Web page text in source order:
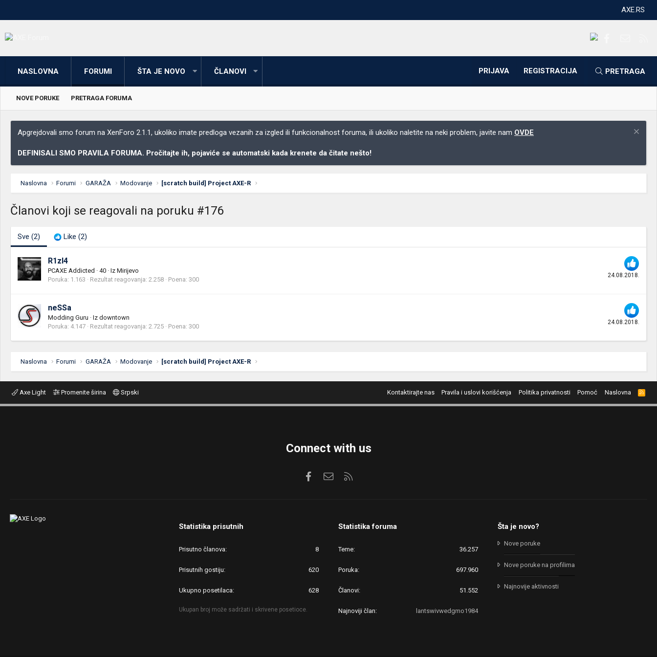
AXE.RS
NASLOVNA FORUMI ŠTA JE NOVO ČLANOVI PRIJAVA REGISTRACIJA PRETRAGA
NOVE PORUKE PRETRAGA FORUMA
Apgrejdovali smo forum na XenForo 2.1.1, ukoliko imate predloga vezanih za izgled ili funkcionalnost foruma, ili ukoliko naletite na neki problem, javite nam OVDE
DEFINISALI SMO PRAVILA FORUMA. Pročitajte ih, pojaviće se automatski kada krenete da čitate nešto!
Naslovna Forumi GARAŽA Modovanje [scratch build] Project AXE-R
Članovi koji se reagovali na poruku #176
Sve (2) Like (2)
24.08.2018.
R1zl4
PCAXE Addicted · 40 · Iz Mirijevo
Poruka 1.163 Rezultat reagovanja 2.258 Poena 300
24.08.2018.
neSSa
Modding Guru · Iz downtown
Poruka 4.147 Rezultat reagovanja 2.725 Poena 300
Naslovna Forumi GARAŽA Modovanje [scratch build] Project AXE-R
Axe Light Promenite širina Srpski Kontaktirajte nas Pravila i uslovi korišćenja Politika privatnosti Pomoć Naslovna
R
S
S
Connect with us
FacebookKontaktirajte nas
Statistika prisutnih
Prisutno članova 8
Prisutnih gostiju 620
Ukupno posetilaca 628
Ukupan broj može sadržati i skrivene posetioce.
Statistika foruma
Teme 36.257
Poruka 697.960
Članovi 51.552
Najnoviji član lantswivwedgmo1984
Šta je novo?
Nove poruke
Nove poruke na profilima
Najnovije aktivnosti